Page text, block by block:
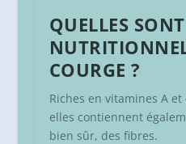
QUELLES
COURGE ?
Riches en vitamines A
elles contiennent
bien sûr, des fibres.